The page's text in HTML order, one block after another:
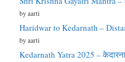
by aarti
Haridwar to Kedarnath –
by aarti
Kedarnath Yatra 2025 –